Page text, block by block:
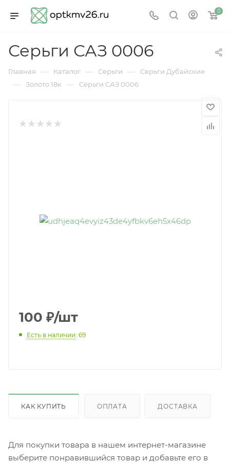
0
Серьги САЗ 0006
Главная — Каталог — Серьги — Серьги Дубайские
— Золото 18к — Серьги САЗ 0006
100 ₽/шт
Есть в наличии: 69
КАК КУПИТЬ ОПЛАТА ДОСТАВКА
Для покупки товара в нашем интернет-магазине
выберите понравившийся товар и добавьте его в